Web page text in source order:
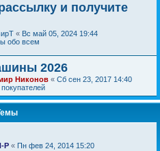
и получите
« Вс май 05, 2024 19:44
обо всем
2026
Никонов « Сб сен 23, 2017 14:40
Р « Пн фев 24, 2014 15:20